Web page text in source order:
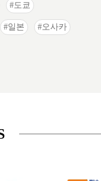
도쿄
일본 오사카